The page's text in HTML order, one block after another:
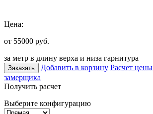
Цена:
от 55000 руб.
за метр в длину верха и низа гарнитура
Заказать Добавить в корзину Расчет цены
замерщика
Получить расчет
Выберите конфигурацию